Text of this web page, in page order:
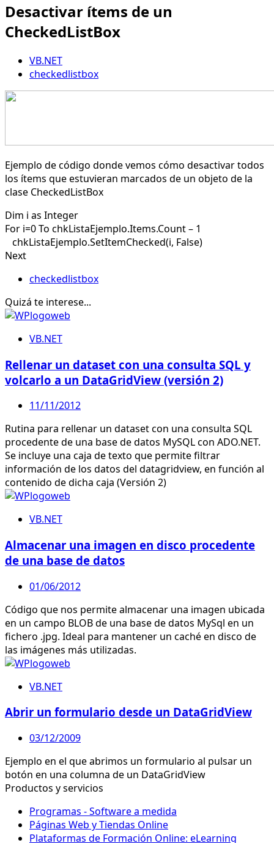
Desactivar ítems de un
CheckedListBox
VB.NET
checkedlistbox
Ejemplo de código donde vemos cómo desactivar todos
los ítems que estuvieran marcados de un objeto de la
clase CheckedListBox
Dim i as Integer
For i=0 To chkListaEjemplo.Items.Count – 1
chkListaEjemplo.SetItemChecked(i, False)
Next
checkedlistbox
Quizá te interese...
VB.NET
Rellenar un dataset con una consulta SQL y
volcarlo a un DataGridView (versión 2)
11/11/2012
Rutina para rellenar un dataset con una consulta SQL
procedente de una base de datos MySQL con ADO.NET.
Se incluye una caja de texto que permite filtrar
información de los datos del datagridview, en función al
contenido de dicha caja (Versión 2)
VB.NET
Almacenar una imagen en disco procedente
de una base de datos
01/06/2012
Código que nos permite almacenar una imagen ubicada
en un campo BLOB de una base de datos MySql en un
fichero .jpg. Ideal para mantener un caché en disco de
las imágenes más utilizadas.
VB.NET
Abrir un formulario desde un DataGridView
03/12/2009
Ejemplo en el que abrimos un formulario al pulsar un
botón en una columna de un DataGridView
Productos y servicios
Programas - Software a medida
Páginas Web y Tiendas Online
Plataformas de Formación Online: eLearning